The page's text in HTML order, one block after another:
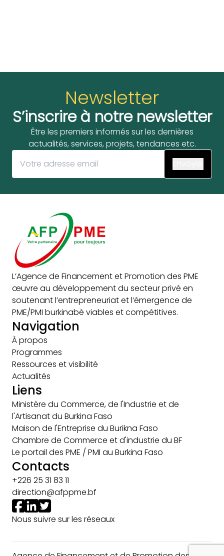
Newsletter
S’inscrire à notre newsletter
Être les premiers informés sur les dernières
actualités, services, projets, tendances etc.
L’Agence de Financement et Promotion des PME
œuvre au développement du secteur privé en
soutenant l’entrepreneuriat et l’émergence de
PME/PMI burkinabè viables et compétitives.
Navigation
À propos
Programmes
Ressources et visibilité
Actualités
Liens
Ministère du Commerce, de l'Industrie et de
l'Artisanat du Burkina Faso
Maison de l'Entreprise du Burikna Faso
Chambre de Commerce et d'industrie du BF
Le portail des PME / PMI au Burkina Faso
Contacts
+226 25 31 83 11
direction@afppme.bf
Nous suivre sur les réseaux